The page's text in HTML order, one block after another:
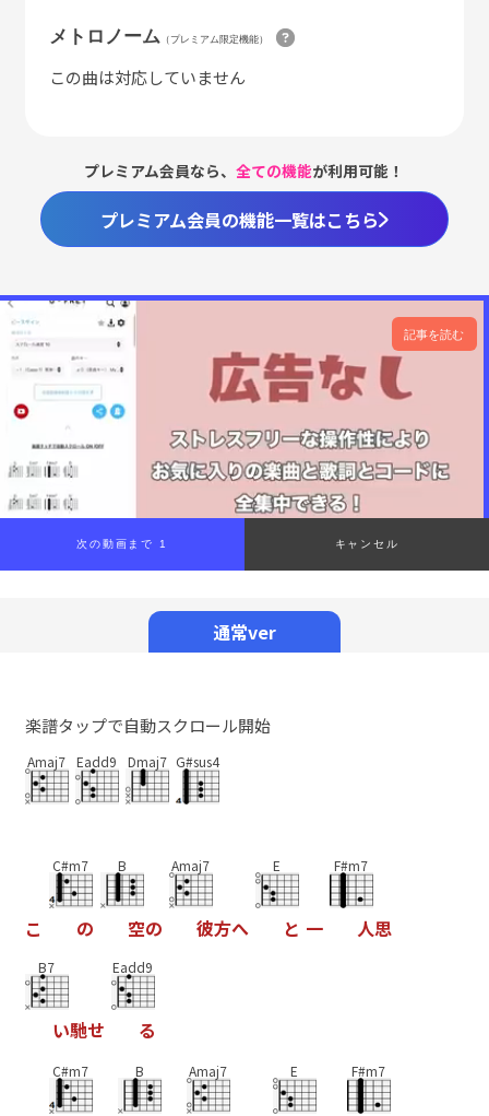
メトロノーム （プレミアム限定機能）
この曲は対応していません
プレミアム会員なら、全ての機能が利用可能！
プレミアム会員の機能一覧はこちら
記事を読む
次の動画まで 1 キャンセル
通常ver
楽譜タップで自動スクロール開始
Amaj7 Eadd9 Dmaj7 G#sus4
こ
C#m7
の
B
空の
Amaj7
彼方へ
E
と 一
F#m7
人思
B7
い馳せ
Eadd9
る
C#m7 B Amaj7 E F#m7